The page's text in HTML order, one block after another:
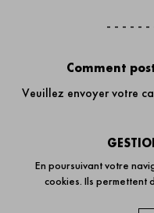
En poursuivant votre
cookies. Ils permettent
- - - - - -
Comment
Veuillez envoyer votre
- - - - -
Pour